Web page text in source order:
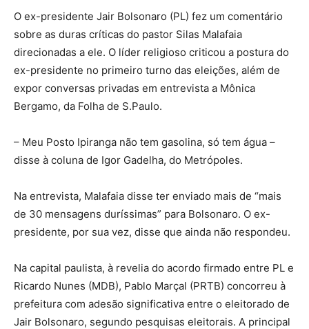
O ex-presidente Jair Bolsonaro (PL) fez um comentário
sobre as duras críticas do pastor Silas Malafaia
direcionadas a ele. O líder religioso criticou a postura do
ex-presidente no primeiro turno das eleições, além de
expor conversas privadas em entrevista a Mônica
Bergamo, da Folha de S.Paulo.
– Meu Posto Ipiranga não tem gasolina, só tem água –
disse à coluna de Igor Gadelha, do Metrópoles.
Na entrevista, Malafaia disse ter enviado mais de “mais
de 30 mensagens duríssimas” para Bolsonaro. O ex-
presidente, por sua vez, disse que ainda não respondeu.
Na capital paulista, à revelia do acordo firmado entre PL e
Ricardo Nunes (MDB), Pablo Marçal (PRTB) concorreu à
prefeitura com adesão significativa entre o eleitorado de
Jair Bolsonaro, segundo pesquisas eleitorais. A principal